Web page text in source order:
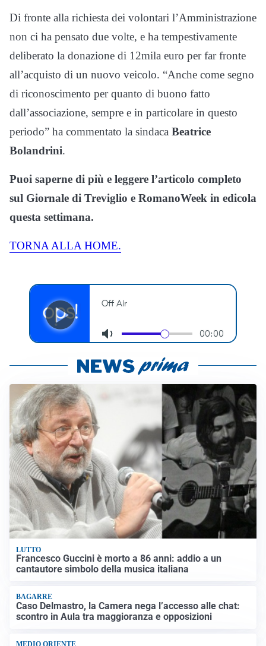
Di fronte alla richiesta dei volontari l’Amministrazione
non ci ha pensato due volte, e ha tempestivamente
deliberato la donazione di 12mila euro per far fronte
all’acquisto di un nuovo veicolo. “Anche come segno
di riconoscimento per quanto di buono fatto
dall’associazione, sempre e in particolare in questo
periodo” ha commentato la sindaca Beatrice
Bolandrini.
Puoi saperne di più e leggere l’articolo completo
sul Giornale di Treviglio e RomanoWeek in edicola
questa settimana.
TORNA ALLA HOME.
LUTTO
Francesco Guccini è morto a 86 anni: addio a un
cantautore simbolo della musica italiana
BAGARRE
Caso Delmastro, la Camera nega l’accesso alle chat:
scontro in Aula tra maggioranza e opposizioni
MEDIO ORIENTE